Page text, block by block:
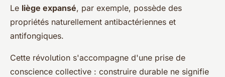
Le liège expansé, par exemple, possède des
propriétés naturellement antibactériennes et
antifongiques.
Cette révolution s'accompagne d'une prise de
conscience collective : construire durable ne signifie